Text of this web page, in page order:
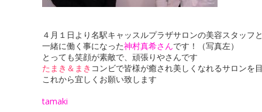
４月１日より名駅キャッスルプラザサロンの美容スタッフ
一緒に働く事になった神村真希さんです！（写真左）
とっても笑顔が素敵で、頑張りやさんです
たまき＆まき コンビで皆様が癒され美しくなれるサロンを
これから宜しくお願い致します
tamaki